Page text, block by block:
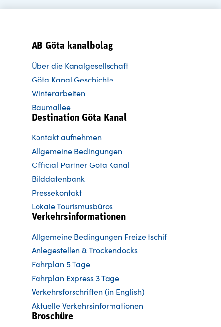
AB Göta kanalbolag
Über die Kanalgesellschaft
Göta Kanal Geschichte
Winterarbeiten
Baumallee
Destination Göta Kanal
Kontakt aufnehmen
Allgemeine Bedingungen
Official Partner Göta Kanal
Bilddatenbank
Pressekontakt
Lokale Tourismusbüros
Verkehrsinformationen
Allgemeine Bedingungen Freizeitschif
Anlegestellen & Trockendocks
Fahrplan 5 Tage
Fahrplan Express 3 Tage
Verkehrsforschriften (in English)
Aktuelle Verkehrsinformationen
Broschüre